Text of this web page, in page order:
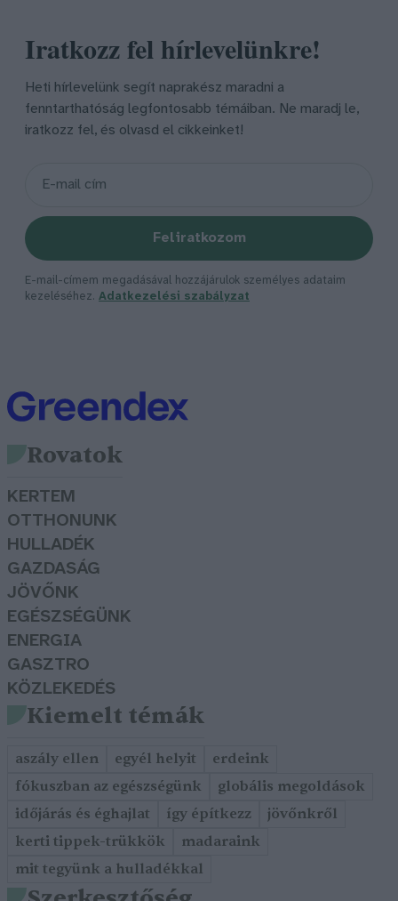
Iratkozz fel hírlevelünkre!
Heti hírlevelünk segít naprakész maradni a
fenntarthatóság legfontosabb témáiban. Ne maradj le,
iratkozz fel, és olvasd el cikkeinket!
Feliratkozom
E-mail-címem megadásával hozzájárulok személyes adataim
kezeléséhez. Adatkezelési szabályzat
Rovatok
KERTEM
OTTHONUNK
HULLADÉK
GAZDASÁG
JÖVŐNK
EGÉSZSÉGÜNK
ENERGIA
GASZTRO
KÖZLEKEDÉS
Kiemelt témák
aszály ellen egyél helyit
erdeink
fókuszban az egészségünk
globális megoldások
időjárás és éghajlat
így építkezz
jövőnkről
kerti tippek-trükkök
madaraink
mit tegyünk a hulladékkal